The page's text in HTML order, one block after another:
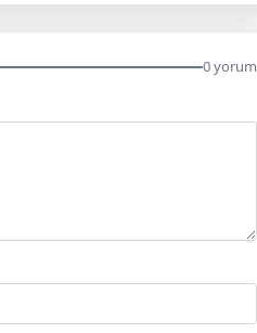
0 yorum